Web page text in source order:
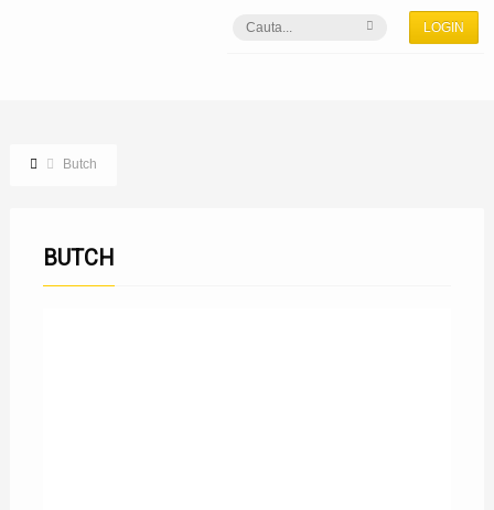
LOGIN
Butch
BUTCH